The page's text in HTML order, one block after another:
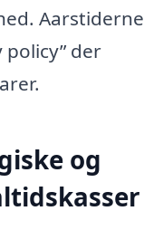
Aarstiderne
policy” der
og